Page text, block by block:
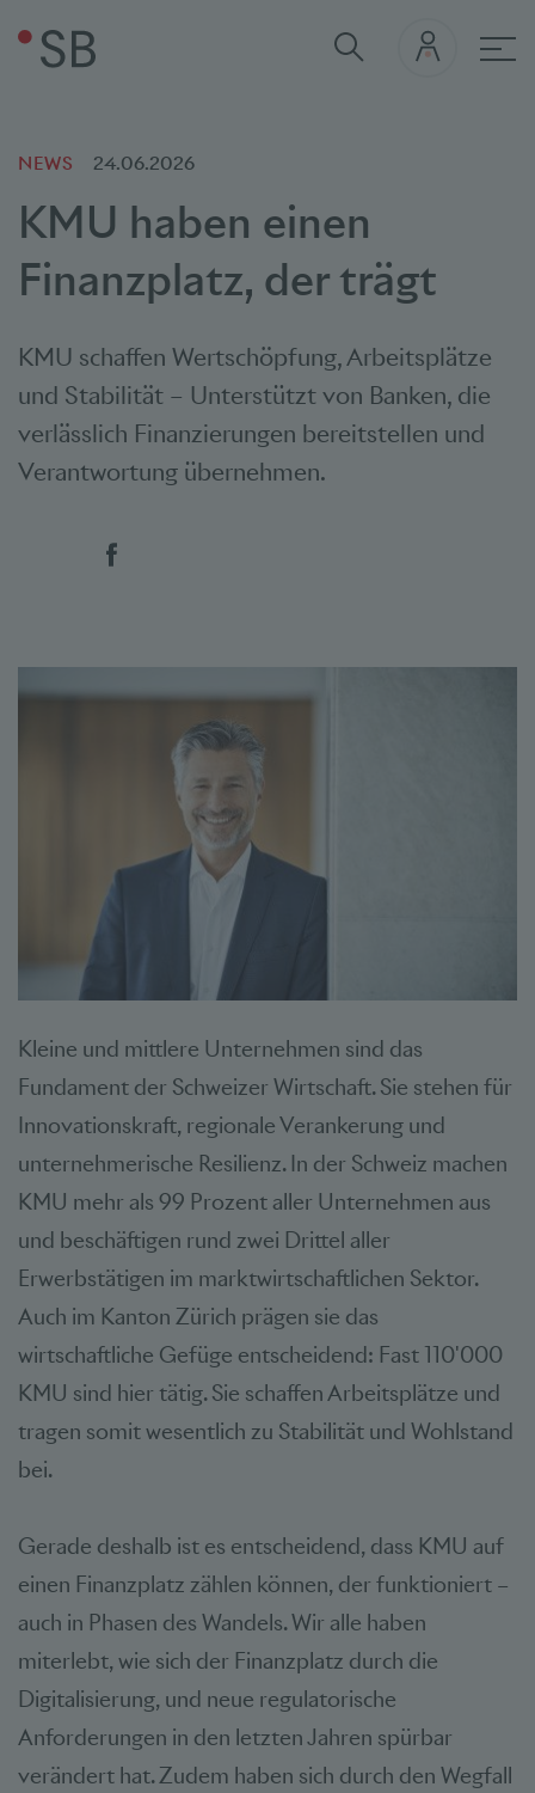
NEWS 24.06.2026
KMU haben einen
Finanzplatz, der trägt
KMU schaffen Wertschöpfung, Arbeitsplätze
und Stabilität – Unterstützt von Banken, die
verlässlich Finanzierungen bereitstellen und
Verantwortung übernehmen.
Social Bookmarks
Kleine und mittlere Unternehmen sind das
Fundament der Schweizer Wirtschaft. Sie stehen für
Innovationskraft, regionale Verankerung und
unternehmerische Resilienz. In der Schweiz machen
KMU mehr als 99 Prozent aller Unternehmen aus
und beschäftigen rund zwei Drittel aller
Erwerbstätigen im marktwirtschaftlichen Sektor.
Auch im Kanton Zürich prägen sie das
wirtschaftliche Gefüge entscheidend: Fast 110'000
KMU sind hier tätig. Sie schaffen Arbeitsplätze und
tragen somit wesentlich zu Stabilität und Wohlstand
bei.
Gerade deshalb ist es entscheidend, dass KMU auf
einen Finanzplatz zählen können, der funktioniert –
auch in Phasen des Wandels. Wir alle haben
miterlebt, wie sich der Finanzplatz durch die
Digitalisierung, und neue regulatorische
Anforderungen in den letzten Jahren spürbar
verändert hat. Zudem haben sich durch den Wegfall